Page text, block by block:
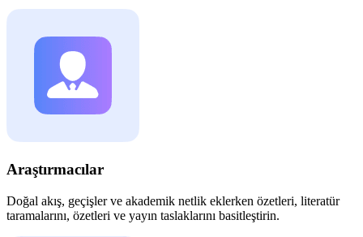
Araştırmacılar
Doğal akış, geçişler ve akademik netlik eklerken özetleri, literatür
taramalarını, özetleri ve yayın taslaklarını basitleştirin.